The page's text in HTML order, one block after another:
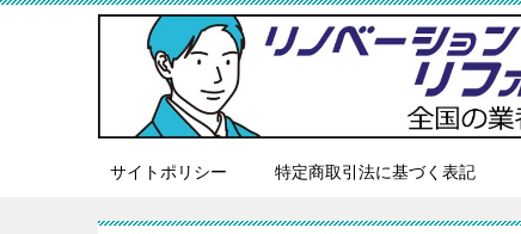
サイトポリシー 特定商取引法に基づく表記